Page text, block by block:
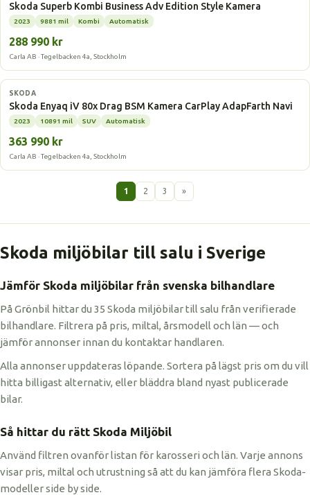
Skoda Superb Kombi Business Adv Edition Style Kamera
2023 9881 mil Kombi Automatisk
288 990 kr
Carla AB · Tegelbacken 4a, Stockholm
Elbil
SKODA
Skoda Enyaq iV 80x Drag BSM Kamera CarPlay AdapFarth Navi
2023 10891 mil SUV Automatisk
363 990 kr
Carla AB · Tegelbacken 4a, Stockholm
1 2 3 »
Skoda miljöbilar till salu i Sverige
Jämför Skoda miljöbilar från svenska bilhandlare
På Grönbil hittar du 35 Skoda miljöbilar till salu från verifierade
bilhandlare. Filtrera på pris, miltal, årsmodell och län — och
jämför annonser innan du kontaktar handlaren.
Alla annonser uppdateras löpande. Sortera på lägst pris om du vill
hitta billigast alternativ, eller bläddra bland nyast publicerade
bilar.
Så hittar du rätt Skoda Miljöbil
Använd filtren ovanför listan för karosseri och län. Varje annons
visar pris, miltal och utrustning så att du kan jämföra flera Skoda-
modeller side by side.